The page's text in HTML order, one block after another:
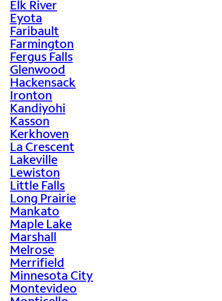
Elk River
Eyota
Faribault
Farmington
Fergus Falls
Glenwood
Hackensack
Ironton
Kandiyohi
Kasson
Kerkhoven
La Crescent
Lakeville
Lewiston
Little Falls
Long Prairie
Mankato
Maple Lake
Marshall
Melrose
Merrifield
Minnesota City
Montevideo